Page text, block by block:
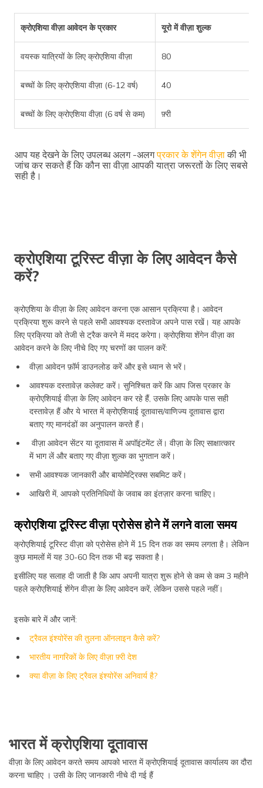
क्रोएशिया वीज़ा आवेदन के प्रकार यूरो में वीज़ा शुल्क
वयस्क यात्रियों के लिए क्रोएशिया वीज़ा 80
बच्चों के लिए क्रोएशिया वीज़ा (6-12 वर्ष) 40
बच्चों के लिए क्रोएशिया वीज़ा (6 वर्ष से कम) फ़्री
आप यह देखने के लिए उपलब्ध अलग -अलगप्रकार के शेंगेन वीज़ाकी भी
जांच कर सकते हैं कि कौन सा वीज़ा आपकी यात्रा जरूरतों के लिए सबसे
सही है।
क्रोएशिया टूरिस्ट वीज़ा के लिए आवेदन कैसे
करें?
क्रोएशिया के वीज़ा के लिए आवेदन करना एक आसान प्रक्रिया है। आवेदन
प्रक्रिया शुरू करने से पहले सभी आवश्यक दस्तावेज अपने पास रखें। यह आपके
लिए प्रक्रिया को तेजी से ट्रैक करने में मदद करेगा। क्रोएशिया शेंगेन वीज़ा का
आवेदन करने के लिए नीचे दिए गए चरणों का पालन करें:
वीज़ा आवेदन फ़ॉर्म डाउनलोड करें और इसे ध्यान से भरें।
आवश्यक दस्तावेज़ कलेक्ट करें। सुनिश्चित करें कि आप जिस प्रकार के
क्रोएशियाई वीज़ा के लिए आवेदन कर रहे हैं, उसके लिए आपके पास सही
दस्तावेज़ हैं और ये भारत में क्रोएशियाई दूतावास/वाणिज्य दूतावास द्वारा
बताए गए मानदंडों का अनुपालन करते हैं।
वीज़ा आवेदन सेंटर या दूतावास में अपॉइंटमेंट लें। वीज़ा के लिए साक्षात्कार
में भाग लें और बताए गए वीज़ा शुल्क का भुगतान करें।
सभी आवश्यक जानकारी और बायोमेट्रिक्स सबमिट करें।
आखिरी में, आपको प्रतिनिधियों के जवाब का इंतज़ार करना चाहिए।
क्रोएशिया टूरिस्ट वीज़ा प्रोसेस होने में लगने वाला समय
क्रोएशियाई टूरिस्ट वीज़ा को प्रोसेस होने में 15 दिन तक का समय लगता है। लेकिन
कुछ मामलों में यह 30-60 दिन तक भी बढ़ सकता है।
इसीलिए यह सलाह दी जाती है कि आप अपनी यात्रा शुरू होने से कम से कम 3 महीने
पहले क्रोएशियाई शेंगेन वीज़ा के लिए आवेदन करें, लेकिन उससे पहले नहीं।
इसके बारे में और जानें:
ट्रैवल इंश्योरेंस की तुलना ऑनलाइन कैसे करें?
भारतीय नागरिकों के लिए वीज़ा फ़्री देश
क्या वीज़ा के लिए ट्रैवल इंश्योरेंस अनिवार्य है?
भारत में क्रोएशिया दूतावास
वीज़ा के लिए आवेदन करते समय आपको भारत में क्रोएशियाई दूतावास कार्यालय का दौरा
करना चाहिए । उसी के लिए जानकारी नीचे दी गई हैं